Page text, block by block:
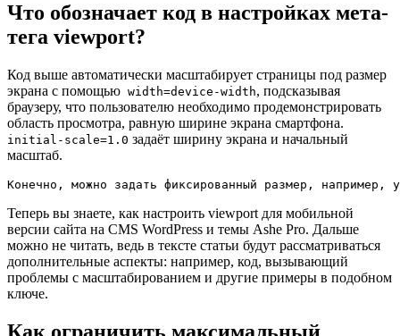
Что обозначает код в настройках мета-
тега viewport?
Код выше автоматически масштабирует страницы под размер
экрана с помощью width=device-width, подсказывая
браузеру, что пользователю необходимо продемонстрировать
область просмотра, равную ширине экрана смартфона.
initial-scale=1.0 задаёт ширину экрана и начальный
масштаб.
Конечно, можно задать фиксированный размер, например,
Теперь вы знаете, как настроить viewport для мобильной
версии сайта на CMS WordPress и темы Ashe Pro. Дальше
можно не читать, ведь в тексте статьи будут рассматриваться
дополнительные аспекты: например, код, вызывающий
проблемы с масштабированием и другие примеры в подобном
ключе.